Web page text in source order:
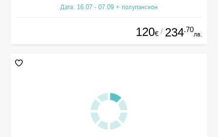
Дата: 16.07 - 07.09 + полупансион
120€ / 234.70
лв.